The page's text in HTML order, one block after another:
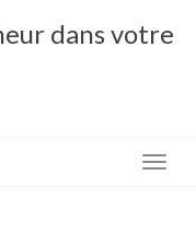
dans votre